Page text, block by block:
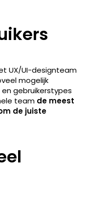
UX/UI-designteam
mogelijk
gebruikerstypes
team de meest
de juiste